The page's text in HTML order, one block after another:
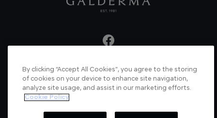
About us Articles News Videos
Verified Certificate Contact us
By clicking “Accept All Cookies”, you agree to the storing
of cookies on your device to enhance site navigation,
analyze site usage, and assist in our marketing efforts.
Cookie Policy